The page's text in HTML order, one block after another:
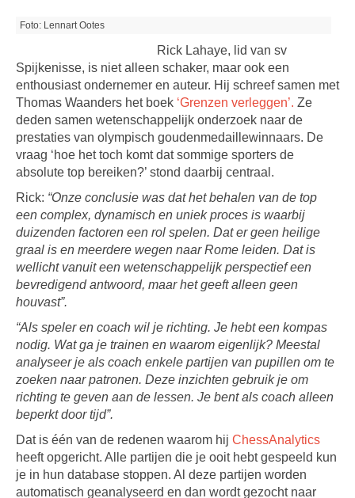
Foto: Lennart Ootes
Rick Lahaye, lid van sv
Spijkenisse, is niet alleen schaker, maar ook een
enthousiast ondernemer en auteur. Hij schreef samen met
Thomas Waanders het boek ‘Grenzen verleggen’. Ze
deden samen wetenschappelijk onderzoek naar de
prestaties van olympisch goudenmedaillewinnaars. De
vraag ‘hoe het toch komt dat sommige sporters de
absolute top bereiken?’ stond daarbij centraal.
Rick: “Onze conclusie was dat het behalen van de top
een complex, dynamisch en uniek proces is waarbij
duizenden factoren een rol spelen. Dat er geen heilige
graal is en meerdere wegen naar Rome leiden. Dat is
wellicht vanuit een wetenschappelijk perspectief een
bevredigend antwoord, maar het geeft alleen geen
houvast”.
“Als speler en coach wil je richting. Je hebt een kompas
nodig. Wat ga je trainen en waarom eigenlijk? Meestal
analyseer je als coach enkele partijen van pupillen om te
zoeken naar patronen. Deze inzichten gebruik je om
richting te geven aan de lessen. Je bent als coach alleen
beperkt door tijd”.
Dat is één van de redenen waarom hij ChessAnalytics
heeft opgericht. Alle partijen die je ooit hebt gespeeld kun
je in hun database stoppen. Al deze partijen worden
automatisch geanalyseerd en dan wordt gezocht naar